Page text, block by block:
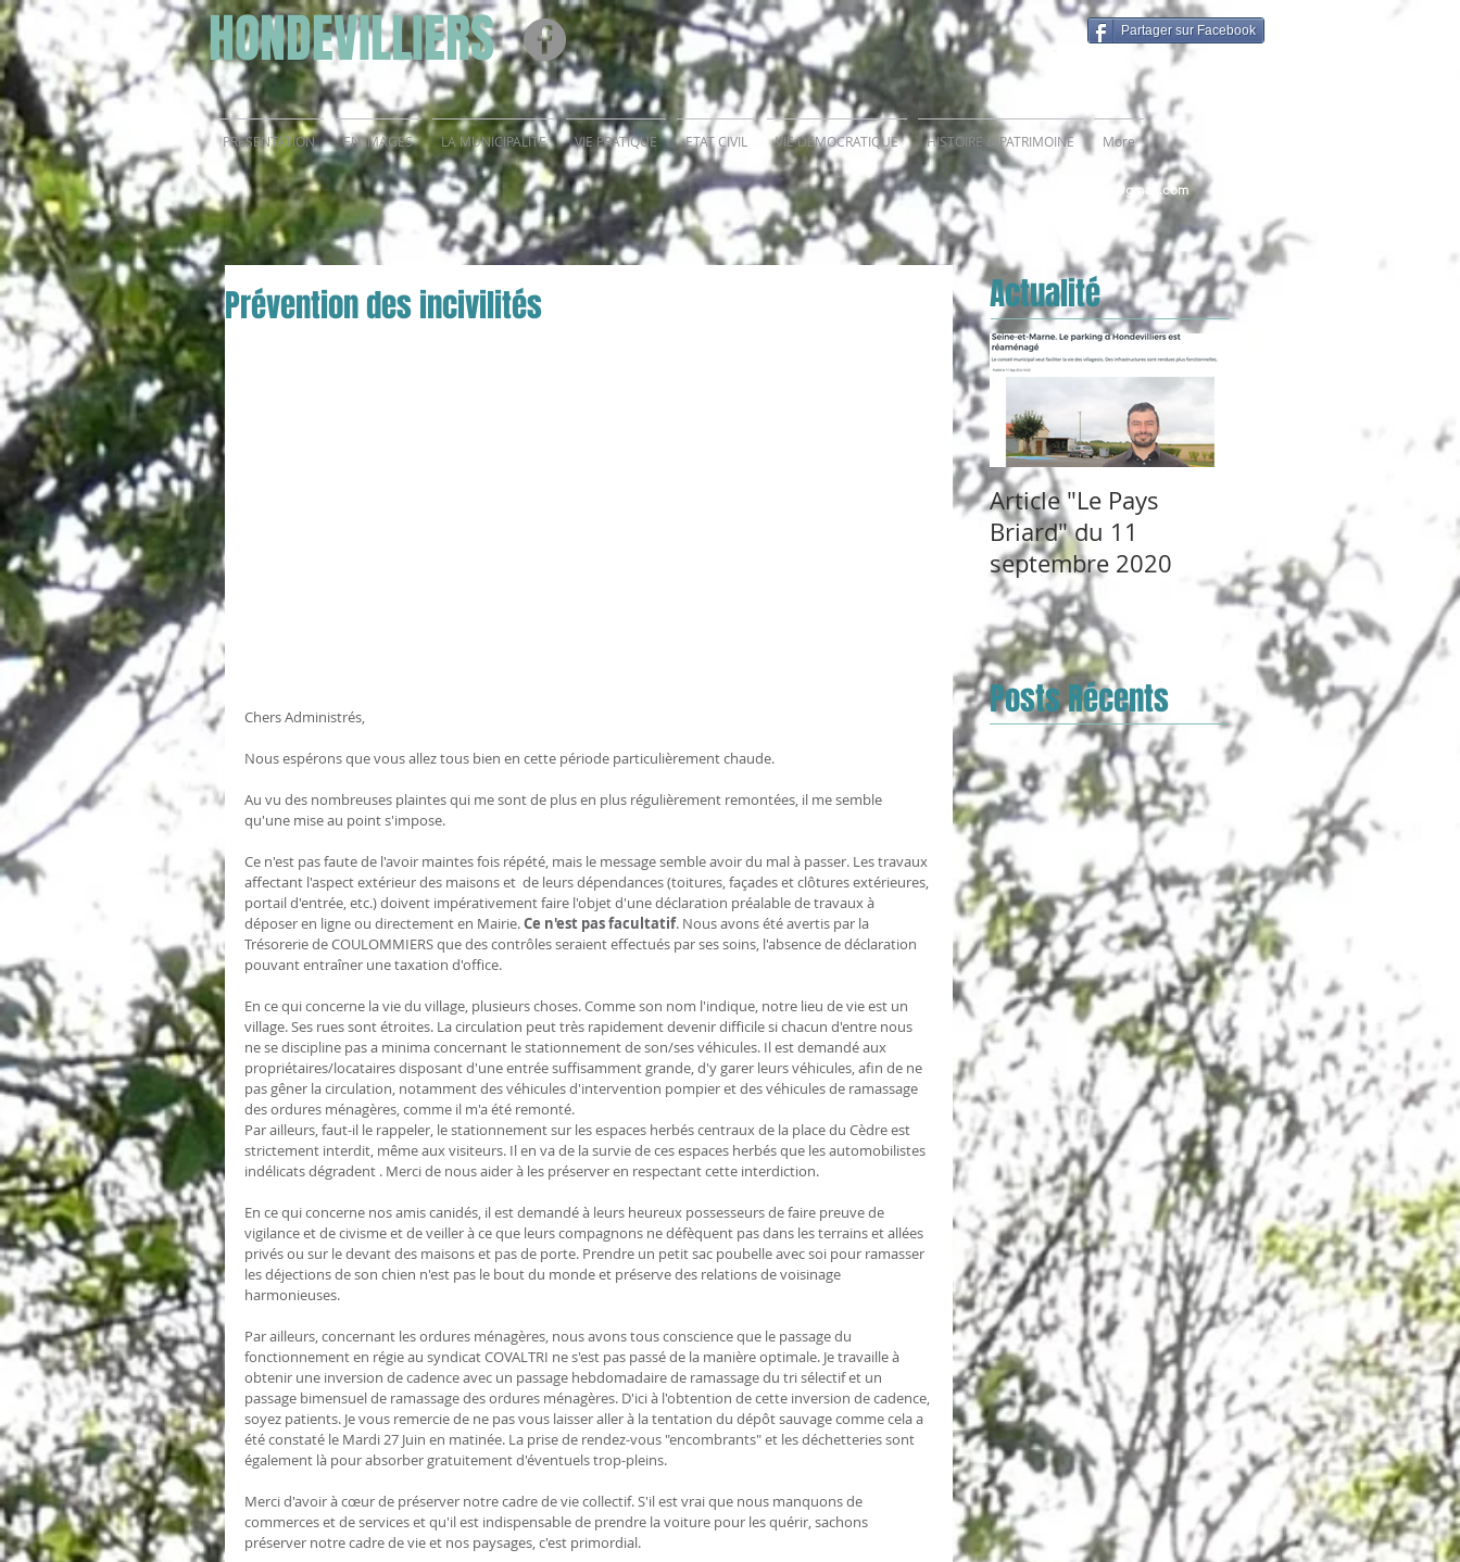
HONDEVILLIERS Partager sur Facebook
PRESENTATION EN IMAGES LA MUNICIPALITE VIE PRATIQUE ETAT CIVIL VIE DEMOCRATIQUE HISTOIRE & PATRIMOINE More
hondevilliers@gmail.com
Prévention des incivilités
Chers Administrés,
Nous espérons que vous allez tous bien en cette période particulièrement chaude.
Au vu des nombreuses plaintes qui me sont de plus en plus régulièrement remontées, il me semble
qu'une mise au point s'impose.
Ce n'est pas faute de l'avoir maintes fois répété, mais le message semble avoir du mal à passer. Les travaux
affectant l'aspect extérieur des maisons et  de leurs dépendances (toitures, façades et clôtures extérieures,
portail d'entrée, etc.) doivent impérativement faire l'objet d'une déclaration préalable de travaux à
déposer en ligne ou directement en Mairie. Ce n'est pas facultatif. Nous avons été avertis par la
Trésorerie de COULOMMIERS que des contrôles seraient effectués par ses soins, l'absence de déclaration
pouvant entraîner une taxation d'office.
En ce qui concerne la vie du village, plusieurs choses. Comme son nom l'indique, notre lieu de vie est un
village. Ses rues sont étroites. La circulation peut très rapidement devenir difficile si chacun d'entre nous
ne se discipline pas a minima concernant le stationnement de son/ses véhicules. Il est demandé aux
propriétaires/locataires disposant d'une entrée suffisamment grande, d'y garer leurs véhicules, afin de ne
pas gêner la circulation, notamment des véhicules d'intervention pompier et des véhicules de ramassage
des ordures ménagères, comme il m'a été remonté.
Par ailleurs, faut-il le rappeler, le stationnement sur les espaces herbés centraux de la place du Cèdre est
strictement interdit, même aux visiteurs. Il en va de la survie de ces espaces herbés que les automobilistes
indélicats dégradent . Merci de nous aider à les préserver en respectant cette interdiction.
En ce qui concerne nos amis canidés, il est demandé à leurs heureux possesseurs de faire preuve de
vigilance et de civisme et de veiller à ce que leurs compagnons ne défèquent pas dans les terrains et allées
privés ou sur le devant des maisons et pas de porte. Prendre un petit sac poubelle avec soi pour ramasser
les déjections de son chien n'est pas le bout du monde et préserve des relations de voisinage
harmonieuses.
Par ailleurs, concernant les ordures ménagères, nous avons tous conscience que le passage du
fonctionnement en régie au syndicat COVALTRI ne s'est pas passé de la manière optimale. Je travaille à
obtenir une inversion de cadence avec un passage hebdomadaire de ramassage du tri sélectif et un
passage bimensuel de ramassage des ordures ménagères. D'ici à l'obtention de cette inversion de cadence,
soyez patients. Je vous remercie de ne pas vous laisser aller à la tentation du dépôt sauvage comme cela a
été constaté le Mardi 27 Juin en matinée. La prise de rendez-vous "encombrants" et les déchetteries sont
également là pour absorber gratuitement d'éventuels trop-pleins.
Merci d'avoir à cœur de préserver notre cadre de vie collectif. S'il est vrai que nous manquons de
commerces et de services et qu'il est indispensable de prendre la voiture pour les quérir, sachons
préserver notre cadre de vie et nos paysages, c'est primordial.
Actualité
Article "Le Pays
Briard" du 11
septembre 2020
Posts Récents